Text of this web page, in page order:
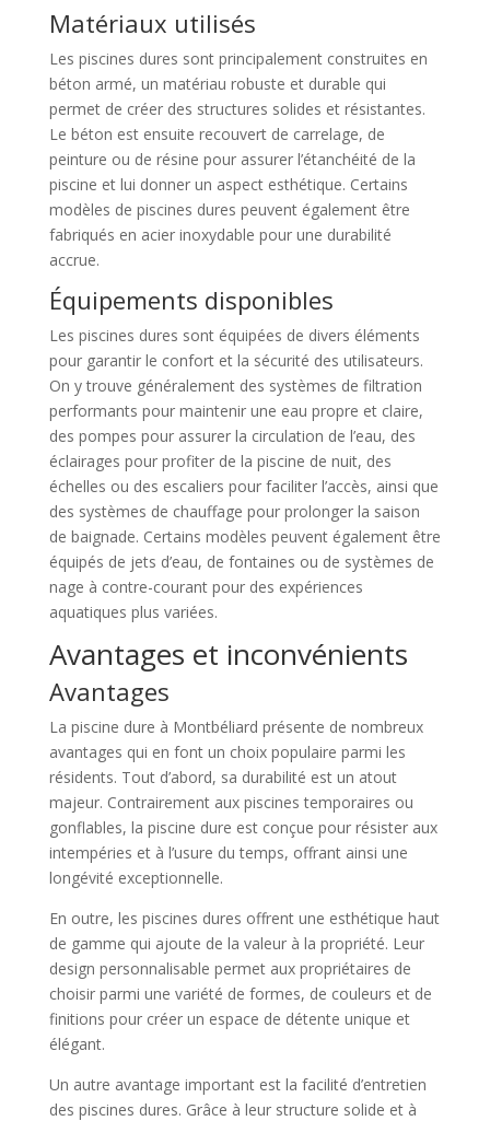
Matériaux utilisés
Les piscines dures sont principalement construites en
béton armé, un matériau robuste et durable qui
permet de créer des structures solides et résistantes.
Le béton est ensuite recouvert de carrelage, de
peinture ou de résine pour assurer l’étanchéité de la
piscine et lui donner un aspect esthétique. Certains
modèles de piscines dures peuvent également être
fabriqués en acier inoxydable pour une durabilité
accrue.
Équipements disponibles
Les piscines dures sont équipées de divers éléments
pour garantir le confort et la sécurité des utilisateurs.
On y trouve généralement des systèmes de filtration
performants pour maintenir une eau propre et claire,
des pompes pour assurer la circulation de l’eau, des
éclairages pour profiter de la piscine de nuit, des
échelles ou des escaliers pour faciliter l’accès, ainsi que
des systèmes de chauffage pour prolonger la saison
de baignade. Certains modèles peuvent également être
équipés de jets d’eau, de fontaines ou de systèmes de
nage à contre-courant pour des expériences
aquatiques plus variées.
Avantages et inconvénients
Avantages
La piscine dure à Montbéliard présente de nombreux
avantages qui en font un choix populaire parmi les
résidents. Tout d’abord, sa durabilité est un atout
majeur. Contrairement aux piscines temporaires ou
gonflables, la piscine dure est conçue pour résister aux
intempéries et à l’usure du temps, offrant ainsi une
longévité exceptionnelle.
En outre, les piscines dures offrent une esthétique haut
de gamme qui ajoute de la valeur à la propriété. Leur
design personnalisable permet aux propriétaires de
choisir parmi une variété de formes, de couleurs et de
finitions pour créer un espace de détente unique et
élégant.
Un autre avantage important est la facilité d’entretien
des piscines dures. Grâce à leur structure solide et à